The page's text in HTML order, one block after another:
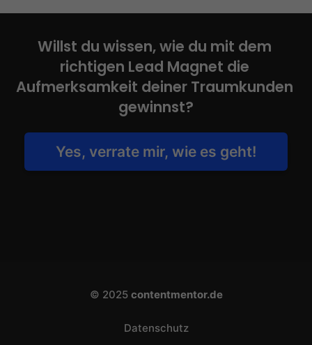
Willst du wissen, wie du mit dem
richtigen Lead Magnet die
Aufmerksamkeit deiner Traumkunden
gewinnst?
Yes, verrate mir, wie es geht!
© 2025 contentmentor.de
Datenschutz